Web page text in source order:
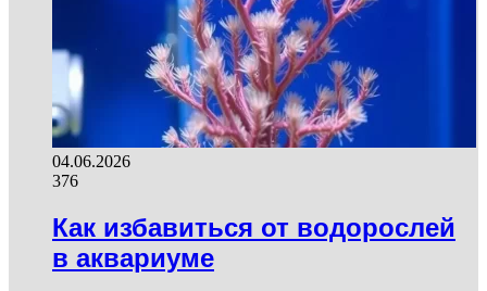
04.06.2026
376
Как избавиться от водорослей
в аквариуме